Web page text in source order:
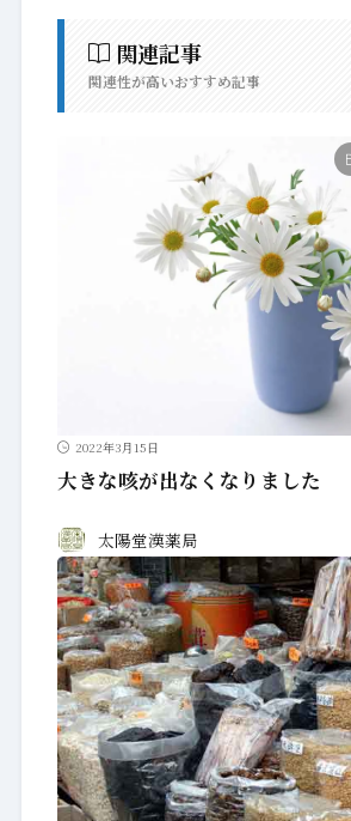
関連記事
関連性が高いおすすめ記事
2022年3月15日
大きな咳が出なくなりました
太陽堂漢薬局